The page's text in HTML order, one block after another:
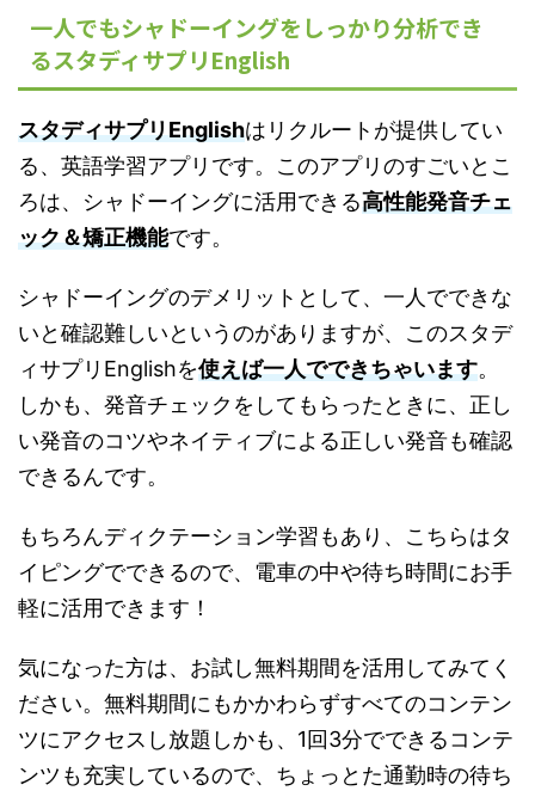
一人でもシャドーイングをしっかり分析でき
るスタディサプリEnglish
スタディサプリEnglishはリクルートが提供してい
る、英語学習アプリです。このアプリのすごいとこ
ろは、シャドーイングに活用できる高性能発音チェ
ック＆矯正機能です。
シャドーイングのデメリットとして、一人でできな
いと確認難しいというのがありますが、このスタデ
ィサプリEnglishを使えば一人でできちゃいます。
しかも、発音チェックをしてもらったときに、正し
い発音のコツやネイティブによる正しい発音も確認
できるんです。
もちろんディクテーション学習もあり、こちらはタ
イピングでできるので、電車の中や待ち時間にお手
軽に活用できます！
気になった方は、お試し無料期間を活用してみてく
ださい。無料期間にもかかわらずすべてのコンテン
ツにアクセスし放題しかも、1回3分でできるコンテ
ンツも充実しているので、ちょっとた通勤時の待ち